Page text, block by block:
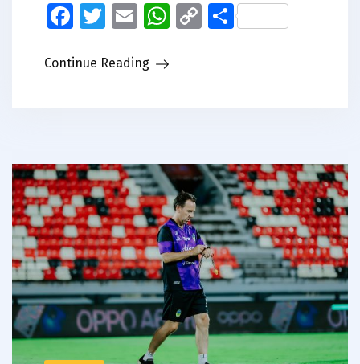
Facebook
Twitter
EmailWhatsApp
CopyShare
Continue Reading